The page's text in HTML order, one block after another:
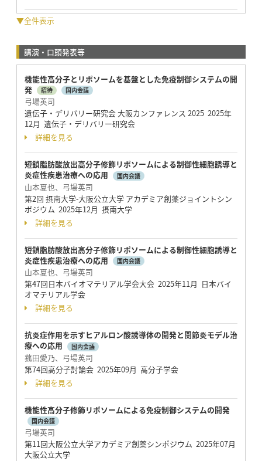
▼全件表示
講演・口頭発表等
機能性高分子とリポソームを基盤とした免疫制御システムの開
発
招待 国内会議
弓場英司
遺伝子・デリバリー研究会 大阪カンファレンス 2025 2025年
12月 遺伝子・デリバリー研究会
詳細を見る
短鎖脂肪酸放出高分子修飾リポソームによる制御性細胞誘導と
炎症性疾患治療への応用
国内会議
山本夏也、弓場英司
第2回 摂南大学-大阪公立大学 アカデミア創薬ジョイントシン
ポジウム 2025年12月 摂南大学
詳細を見る
短鎖脂肪酸放出高分子修飾リポソームによる制御性細胞誘導と
炎症性疾患治療への応用
国内会議
山本夏也、弓場英司
第47回日本バイオマテリアル学会大会 2025年11月 日本バイ
オマテリアル学会
詳細を見る
抗炎症作用を示すヒアルロン酸誘導体の開発と関節炎モデル治
療への応用
国内会議
菰田愛乃、弓場英司
第74回高分子討論会 2025年09月 高分子学会
詳細を見る
機能性高分子修飾リポソームによる免疫制御システムの開発
国内会議
弓場英司
第11回大阪公立大学アカデミア創薬シンポジウム 2025年07月
大阪公立大学